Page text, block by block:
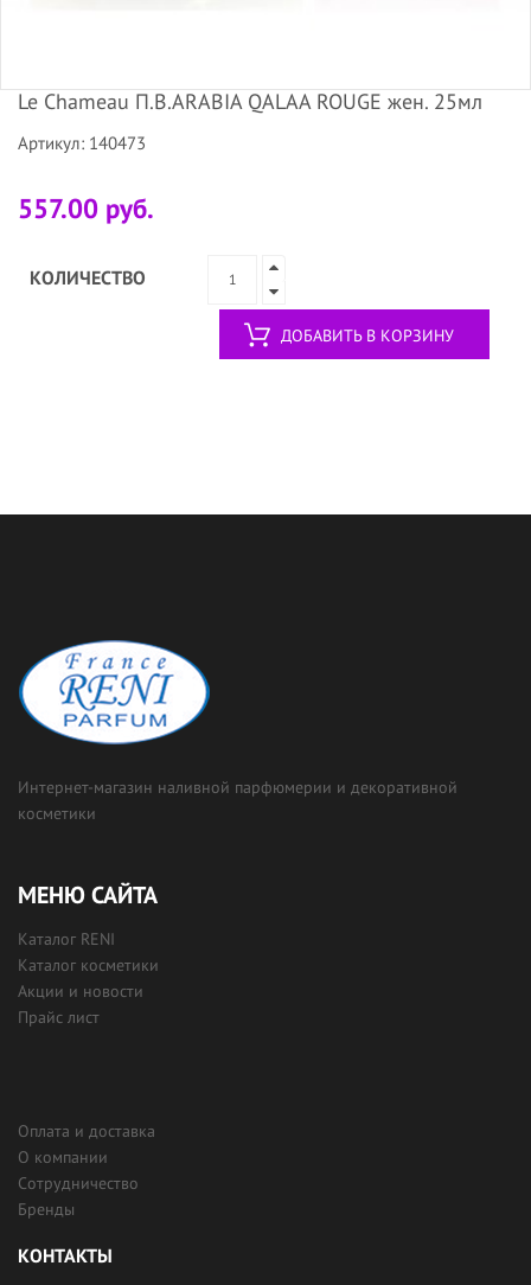
Le Chameau П.В.ARABIA QALAA ROUGE жен. 25мл
Артикул: 140473
557.00 руб.
КОЛИЧЕСТВО
ДОБАВИТЬ В КОРЗИНУ
Интернет-магазин наливной парфюмерии и декоративной
косметики
МЕНЮ САЙТА
Каталог RENI
Каталог косметики
Акции и новости
Прайс лист
Оплата и доставка
О компании
Сотрудничество
Бренды
КОНТАКТЫ